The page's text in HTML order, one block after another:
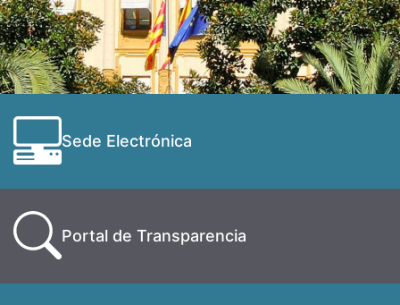
Sede Electrónica
Portal de Transparencia